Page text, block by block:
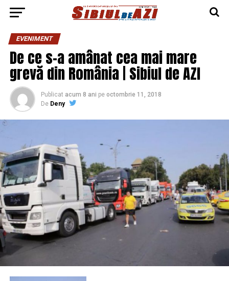
EVENIMENT
De ce s-a amânat cea mai mare
grevă din România | Sibiul de AZI
Publicat acum 8 ani pe octombrie 11, 2018
De Deny